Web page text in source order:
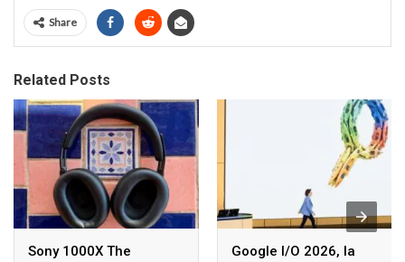
Share
Related Posts
Sony 1000X The
Google I/O 2026, la